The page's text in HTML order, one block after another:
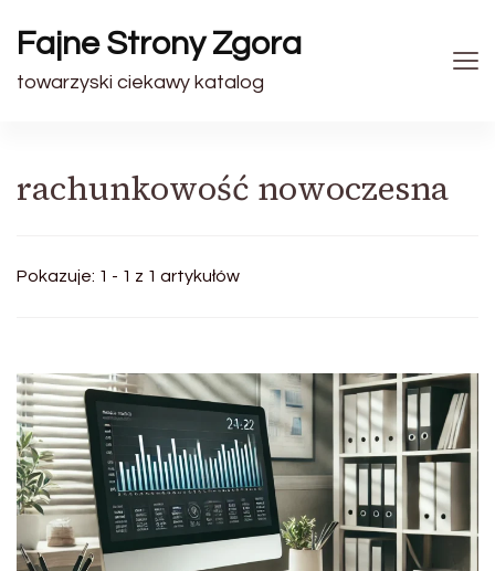
Fajne Strony Zgora
towarzyski ciekawy katalog
rachunkowość nowoczesna
Pokazuje: 1 - 1 z 1 artykułów